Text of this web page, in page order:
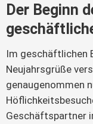
Der Beginn
Im geschäftlichen
Neujahrsgrüße
genaugenommen
Geschäftspartner